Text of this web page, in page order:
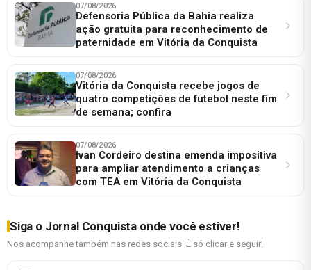
07/08/2026
Defensoria Pública da Bahia realiza
ação gratuita para reconhecimento de
paternidade em Vitória da Conquista
07/08/2026
Vitória da Conquista recebe jogos de
quatro competições de futebol neste fim
de semana; confira
07/08/2026
Ivan Cordeiro destina emenda impositiva
para ampliar atendimento a crianças
com TEA em Vitória da Conquista
Siga o Jornal Conquista onde você estiver!
Nos acompanhe também nas redes sociais. É só clicar e seguir!